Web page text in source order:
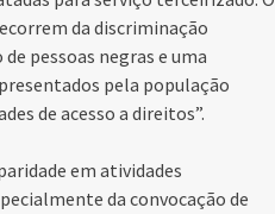
da discriminação
pessoas negras e uma
pela população
de acesso a direitos”.
em atividades
da convocação de